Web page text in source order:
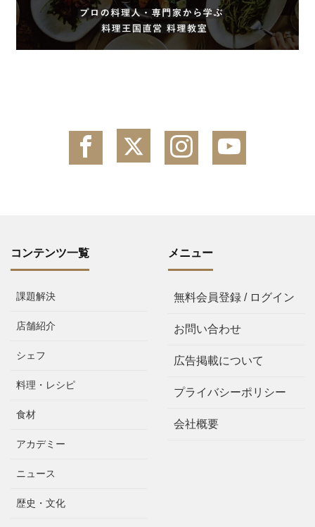
コンテンツ一覧
課題解決
店舗紹介
シェフ
料理・レシピ
食材
アカデミー
ニュース
歴史・文化
メニュー
無料会員登録 / ログイン
お問い合わせ
広告掲載について
プライバシーポリシー
会社概要